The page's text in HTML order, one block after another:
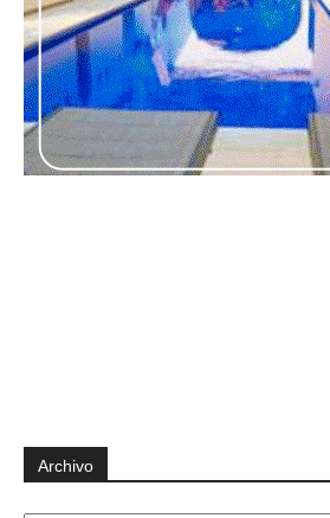
Archivo
Archivo